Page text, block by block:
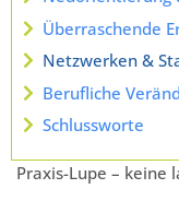
Überraschende
Netzwerken &
Berufliche
Schlussworte
Praxis-Lupe – keine